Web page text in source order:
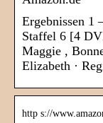
Ergebnissen
Staffel 6 [4
Maggie ,
Elizabeth ·
http s://